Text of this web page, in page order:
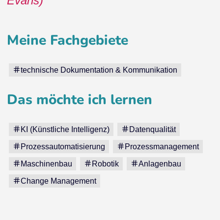
Meine Fachgebiete
technische Dokumentation & Kommunikation
Das möchte ich lernen
KI (Künstliche Intelligenz) Datenqualität
Prozessautomatisierung Prozessmanagement
Maschinenbau Robotik Anlagenbau
Change Management